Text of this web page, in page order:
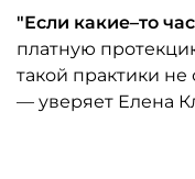
"Если какие–то
платную
такой практики
— уверяет Елена